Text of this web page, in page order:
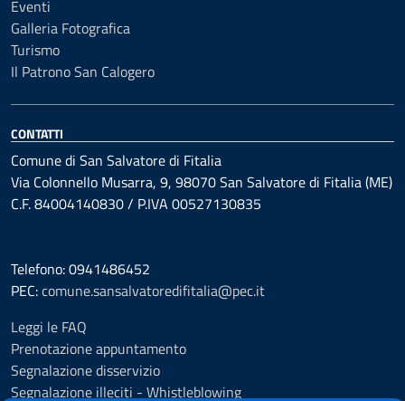
Eventi
Galleria Fotografica
Turismo
Il Patrono San Calogero
CONTATTI
Comune di San Salvatore di Fitalia
Via Colonnello Musarra, 9, 98070 San Salvatore di Fitalia (ME)
C.F. 84004140830 / P.IVA 00527130835
Telefono: 0941486452
PEC:comune.sansalvatoredifitalia@pec.it
Leggi le FAQ
Prenotazione appuntamento
Segnalazione disservizio
Segnalazione illeciti - Whistleblowing